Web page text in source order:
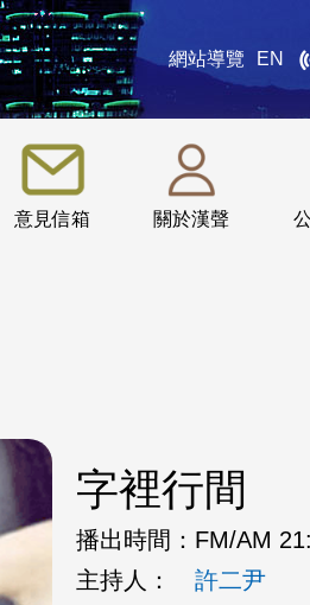
網站導覽 EN
意見信箱 關於漢聲
:::
字裡行間
播出時間： FM/AM
主持人：
許二尹